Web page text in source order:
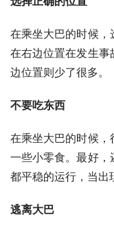
在乘坐大巴的时候，
在右边位置在发生
边位置则少了很多。
不要吃东西
在乘坐大巴的时候
一些小零食。最好，
都平稳的运行，当出
逃离大巴